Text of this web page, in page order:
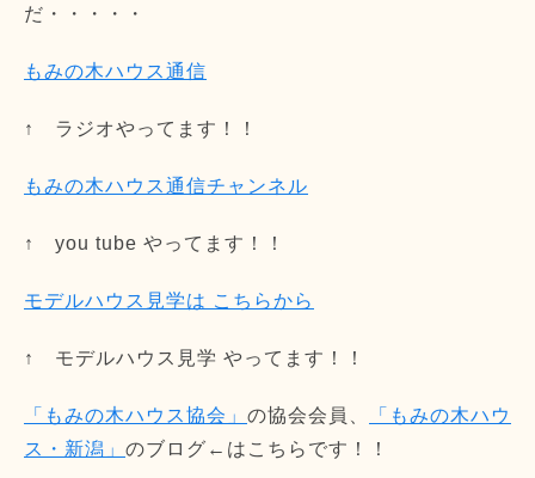
だ・・・・・
もみの木ハウス通信
↑ ラジオやってます！！
もみの木ハウス通信チャンネル
↑ you tube やってます！！
モデルハウス見学は こちらから
↑ モデルハウス見学 やってます！！
「もみの木ハウス協会」 の協会会員、
「もみの木ハウ
ス・新潟」 のブログ←はこちらです！！